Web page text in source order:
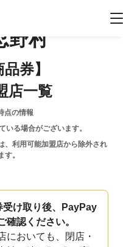
野村
券】
店一覧
点の情報
る場合がございます。
利用可能加盟店から除外され
す。
け取り後、PayPay
確認ください。
においても、閉店・